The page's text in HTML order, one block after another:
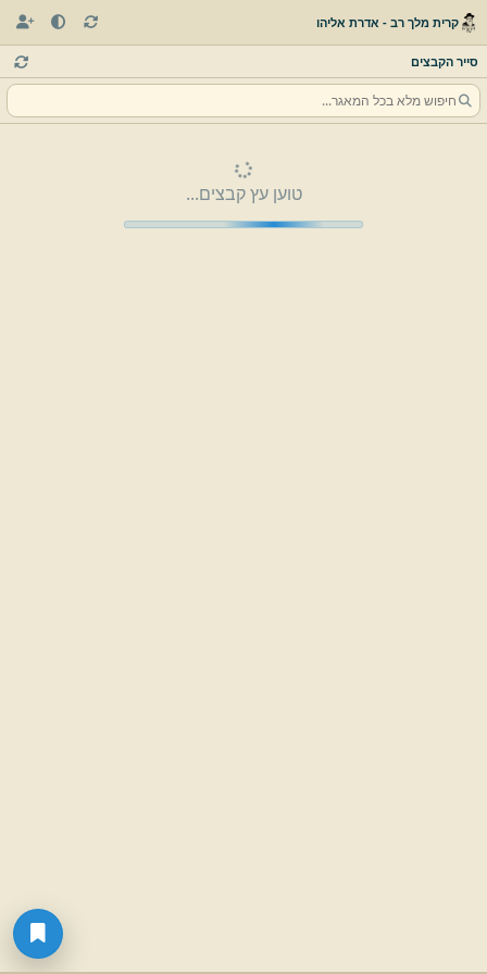
קרית מלך רב - אדרת אליהו
סייר הקבצים
טוען עץ קבצים...